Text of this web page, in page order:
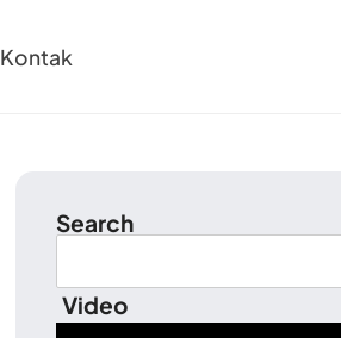
Kontak
Search
Video